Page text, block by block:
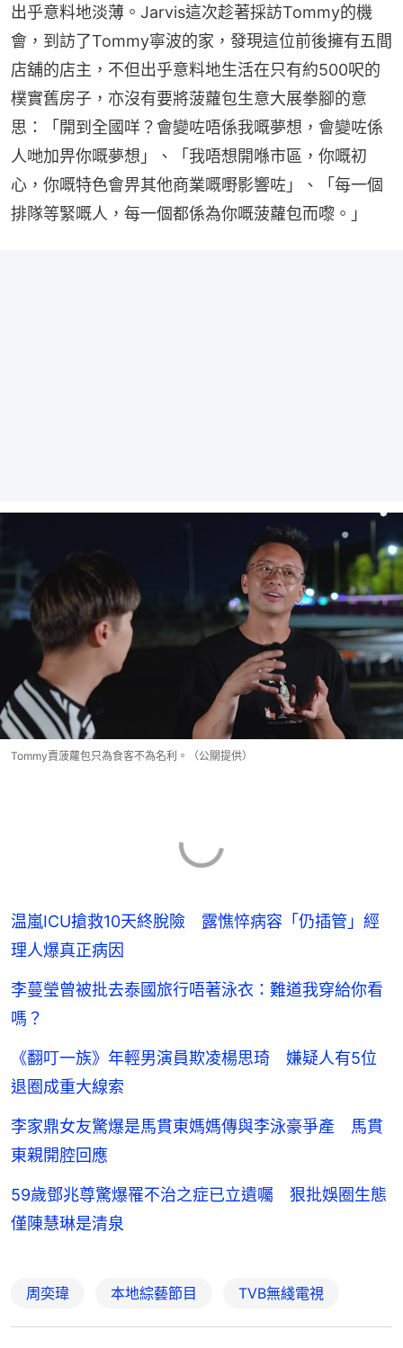
出乎意料地淡薄。Jarvis這次趁著採訪Tommy的機
會，到訪了Tommy寧波的家，發現這位前後擁有五間
店舖的店主，不但出乎意料地生活在只有約500呎的
樸實舊房子，亦沒有要將菠蘿包生意大展拳腳的意
思：「開到全國咩？會變咗唔係我嘅夢想，會變咗係
人哋加畀你嘅夢想」、「我唔想開喺市區，你嘅初
心，你嘅特色會畀其他商業嘅嘢影響咗」、「每一個
排隊等緊嘅人，每一個都係為你嘅菠蘿包而嚟。」
Tommy賣菠蘿包只為食客不為名利。（公關提供）
温嵐ICU搶救10天終脫險 露憔悴病容「仍插管」經
理人爆真正病因
李蔓瑩曾被批去泰國旅行唔著泳衣：難道我穿給你看
嗎？
《翻叮一族》年輕男演員欺凌楊思琦 嫌疑人有5位
退圈成重大線索
李家鼎女友驚爆是馬貫東媽媽傳與李泳豪爭產 馬貫
東親開腔回應
59歲鄧兆尊驚爆罹不治之症已立遺囑 狠批娛圈生態
僅陳慧琳是清泉
周奕瑋 本地綜藝節目 TVB無綫電視